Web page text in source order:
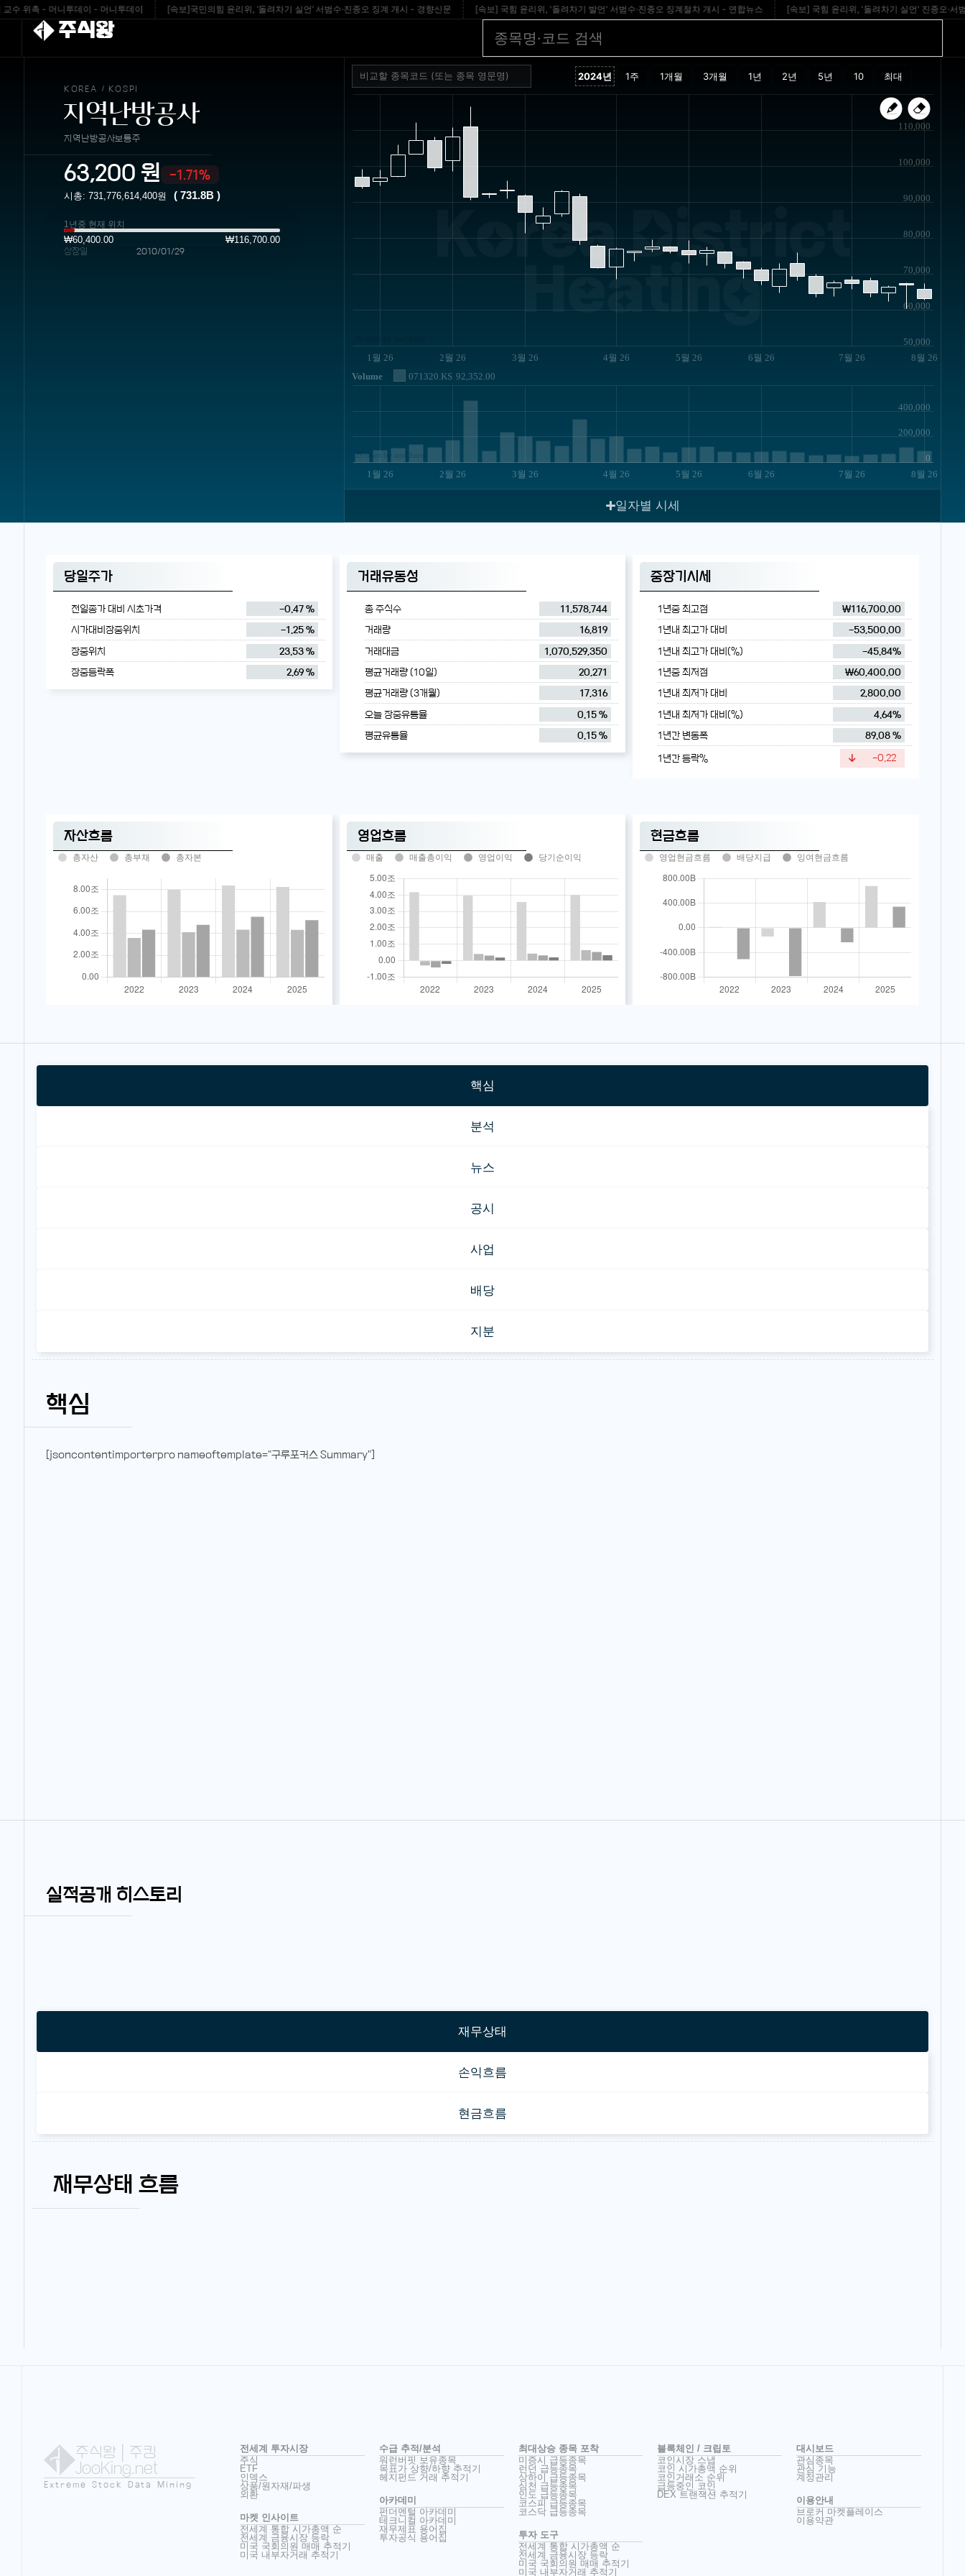
촉 - 머니투데이 - 머니투데이 [속보]국민의힘 윤리위, ‘돌려차기 실언’ 서범수·진종오 징계 개시 - 경향신문 [속보] 국힘 윤리위, '돌려차기 발언' 서범수·진종오 징계절차 개시 - 연합뉴스 [속보] 국힘 윤리위, '돌려차기 실언' 진종오·서범수 징
주식왕
KOREA / KOSPI
지역난방공사
지역난방공사보통주
63,200 원 -1.71%
시총: 731,776,614,400원 ( 731.8B )
1년중 현재 위치
₩60,400.00 ₩116,700.00
상장일 2010/01/29 Korea District
Heating
1월 26 2월 26 3월 26 4월 26 5월 26 6월 26 7월 26 8월 26
50,000
60,000
70,000
80,000
90,000
100,000
110,000
Volume 071320.KS 92,352.00
1월 26 2월 26 3월 26 4월 26 5월 26 6월 26 7월 26 8월 26
0
200,000
400,000
JS chart by amCharts
일자별 시세
당일주가
전일종가 대비 시초가격
-0.47 %
시가대비장중위치
-1.25 %
장중위치
23.53 %
장중등락폭
2.69 %
거래유동성
총 주식수
11,578,744
거래량
16,819
거래대금
1,070,529,350
평균거래량 (10일)
20,271
평균거래량 (3개월)
17,316
오늘 장중유통율
0.15 %
평균유통율
0.15 %
중장기시세
1년중 최고점
₩116,700.00
1년내 최고가 대비
-53,500.00
1년내 최고가 대비(%)
-45.84%
1년중 최저점
₩60,400.00
1년내 최저가 대비
2,800.00
1년내 최저가 대비(%)
4.64%
1년간 변동폭
89.08 %
1년간 등락%
-0.22
자산흐름
총자산 총부채 총자본
영업흐름
매출 매출총이익 영업이익 당기순이익
현금흐름
영업현금흐름 배당지급 잉여현금흐름
핵심
분석
뉴스
공시
사업
배당
지분
핵심
[jsoncontentimporterpro nameoftemplate="구루포커스 Summary"]
실적공개 히스토리
재무상태
손익흐름
현금흐름
재무상태 흐름
주식왕 | 주킹
JooKing.net
Extreme Stock Data Mining
전세계 투자시장
주식
ETF
인덱스
상품/원자재/파생
외환
마켓 인사이트
전세계 통합 시가총액 순
전세계 금융시장 등락
미국 국회의원 매매 추적기
미국 내부자거래 추적기
수급 추적/분석
워런버핏 보유종목
목표가 상향/하향 추적기
헤지펀드 거래 추적기
아카데미
펀더멘털 아카데미
테크니컬 아카데미
재무제표 용어집
투자공식 용어집
최대상승 종목 포착
미증시 급등종목
런던 급등종목
상하이 급등종목
심천 급등종목
인도 급등종목
코스피 급등종목
코스닥 급등종목
투자 도구
전세계 통합 시가총액 순
전세계 금융시장 등락
미국 국회의원 매매 추적기
미국 내부자거래 추적기
블록체인 / 크립토
코인시장 스냅
코인 시가총액 순위
코인거래소 순위
급등중인 코인
DEX 트랜잭션 추적기
대시보드
관심종목
관심 기능
계정관리
이용안내
브로커 마켓플레이스
이용약관